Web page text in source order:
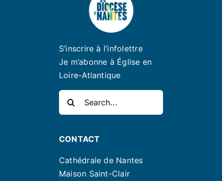
S’inscrire à l’infolettre
Je m’abonne à Église en
Loire-Atlantique
Rechercher:
CONTACT
Cathédrale de Nantes
Maison Saint-Clair